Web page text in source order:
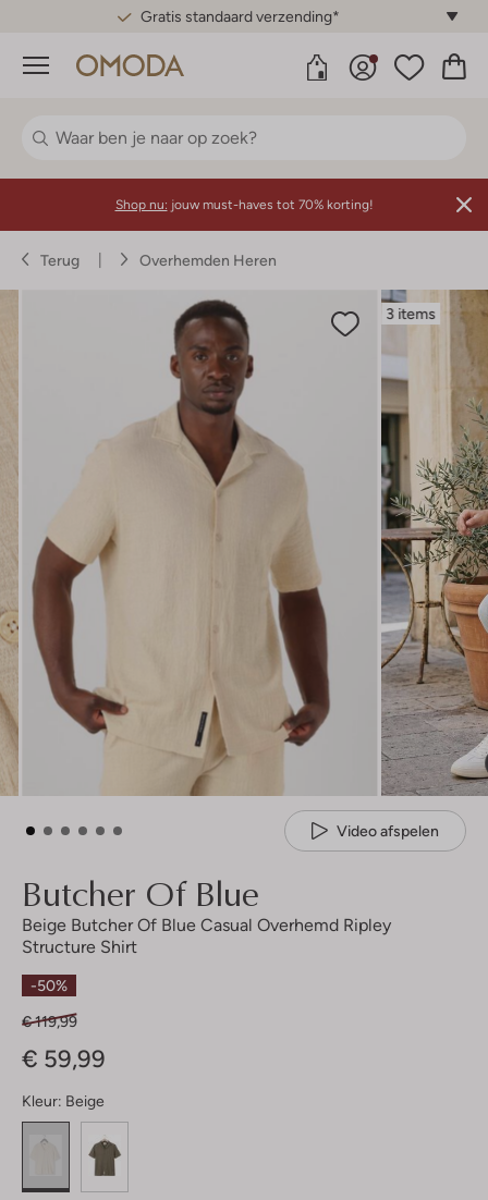
Gratis standaard verzending*
Menu
Shop nu: jouw must-haves tot 70% korting!
Terug Overhemden Heren
3 items
Video afspelen
Butcher Of Blue
Beige Butcher Of Blue Casual Overhemd Ripley
Structure Shirt
-50%
€ 119,99
€ 59,99
Kleur: Beige